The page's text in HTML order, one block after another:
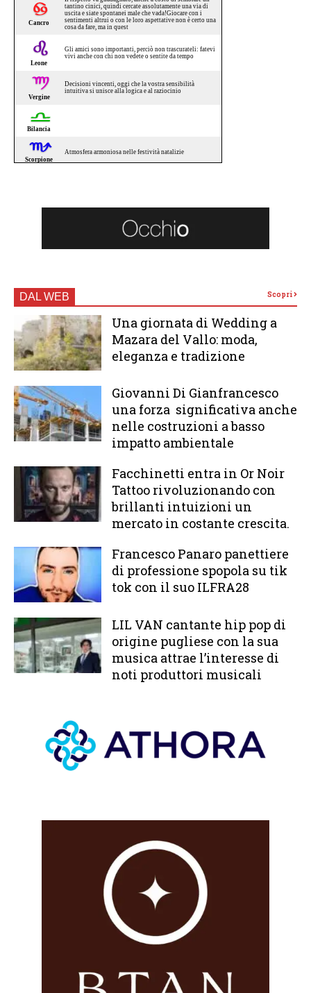
DAL WEB Scopri
Una giornata di Wedding a
Mazara del Vallo: moda,
eleganza e tradizione
Giovanni Di Gianfrancesco
una forza significativa anche
nelle costruzioni a basso
impatto ambientale
Facchinetti entra in Or Noir
Tattoo rivoluzionando con
brillanti intuizioni un
mercato in costante crescita.
Francesco Panaro panettiere
di professione spopola su tik
tok con il suo ILFRA28
LIL VAN cantante hip pop di
origine pugliese con la sua
musica attrae l’interesse di
noti produttori musicali